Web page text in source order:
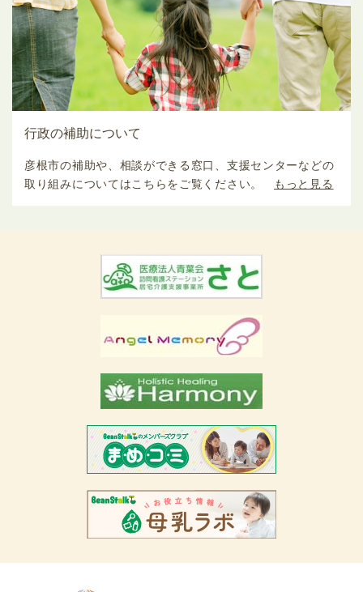
行政の補助について
彦根市の補助や、相談ができる窓口、支援センターなどの
取り組みについてはこちらをご覧ください。
もっと見る